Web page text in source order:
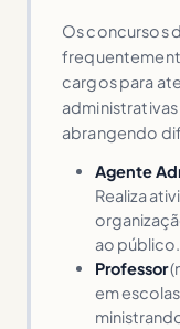
Os concursos
cargos para
abrangendo
Agente
Realiza
ao público.
Professor
em